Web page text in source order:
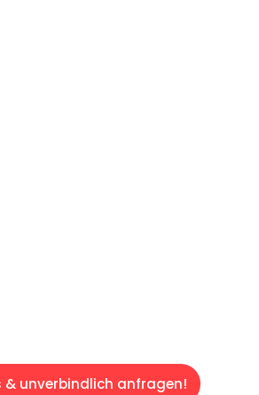
& unverbindlich anfragen!